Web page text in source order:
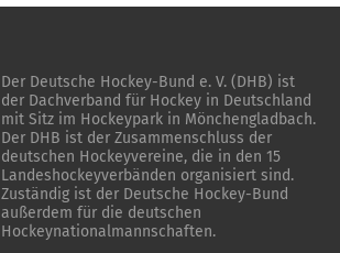
Der Deutsche Hockey-Bund e. V. (DHB) ist
der Dachverband für Hockey in Deutschland
mit Sitz im Hockeypark in Mönchengladbach.
Der DHB ist der Zusammenschluss der
deutschen Hockeyvereine, die in den 15
Landeshockeyverbänden organisiert sind.
Zuständig ist der Deutsche Hockey-Bund
außerdem für die deutschen
Hockeynationalmannschaften.